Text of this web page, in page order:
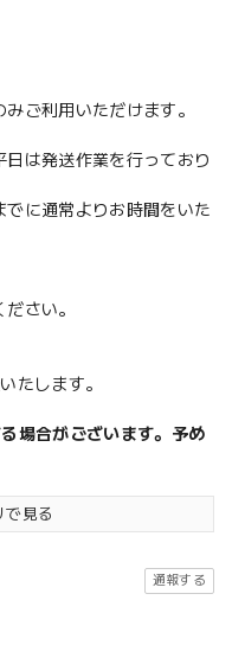
ご利用いただけます。
は発送作業を行っており
に通常よりお時間をいた
さい。
たします。
場合がございます。予め
で見る
通報する